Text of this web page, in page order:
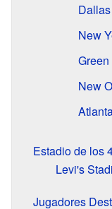
New
New
Estadio de los
Levi's
Jugadores